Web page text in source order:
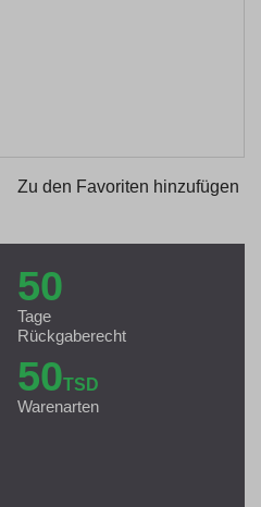
Zu den Favoriten hinzufügen
50
Tage
Rückgaberecht
50TSD
Warenarten